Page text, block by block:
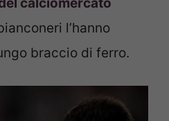
calciomercato
l’hanno
braccio di ferro.